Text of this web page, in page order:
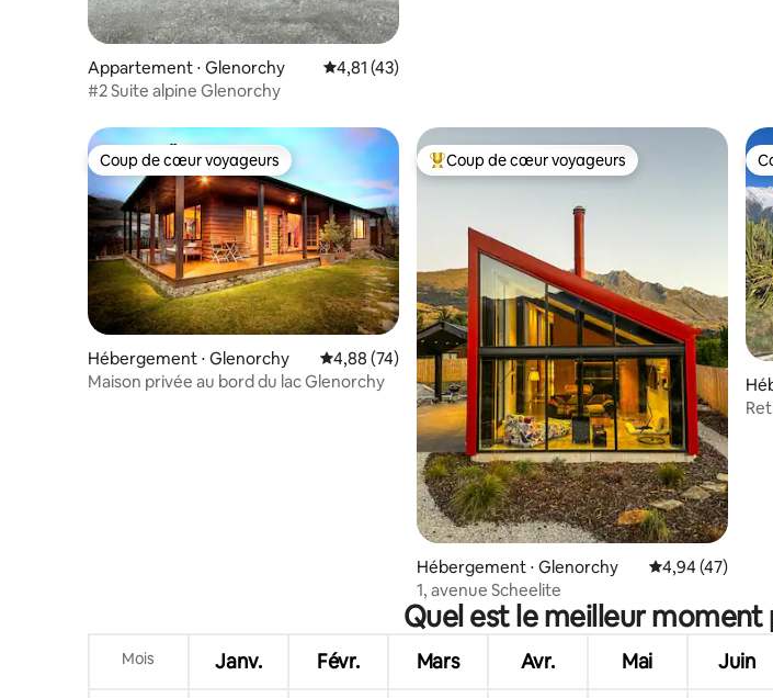
Appartement ⋅ Glenorchy Évaluation moyenne sur la base de 43 commentaires : 4,81
4,81 (43)
#2 Suite alpine Glenorchy
Coup de cœur voyageurs
Coup de cœur voyageurs
Hébergement ⋅ Glenorchy Évaluation moyenne sur la base de 74 commentaires : 4,88
4,88 (74)
Maison privée au bord du lac Glenorchy
Coups de cœur voyageurs les plus appréciés
Coup de cœur voyageurs
Hébergement ⋅ Glenorchy Évaluation
4,94 (47)
1, avenue Scheelite
Quel est le meilleur
Mois Janv. Févr. Mars Avr. Mai Juin